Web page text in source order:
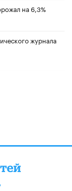
на 6,3%
журнала